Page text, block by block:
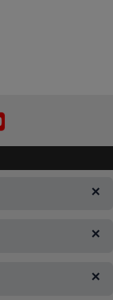
す。
ご連絡やキャンセル